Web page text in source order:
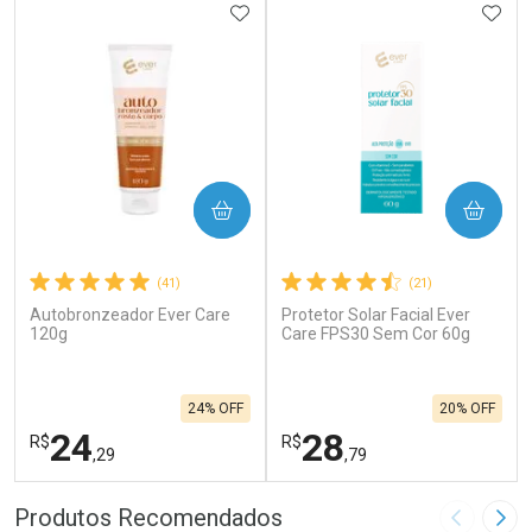
(41)
Autobronzeador Ever Care
120g
R$24,29
24% OFF
ADICIONAR AOS FAVORITOS
COMPRAR
FECHAR
FECHAR
(21)
Protetor Solar Facial Ever
Care FPS30 Sem Cor 60g
R$28,79
20% OFF
COMPRAR
Produtos Recomendados Imagem